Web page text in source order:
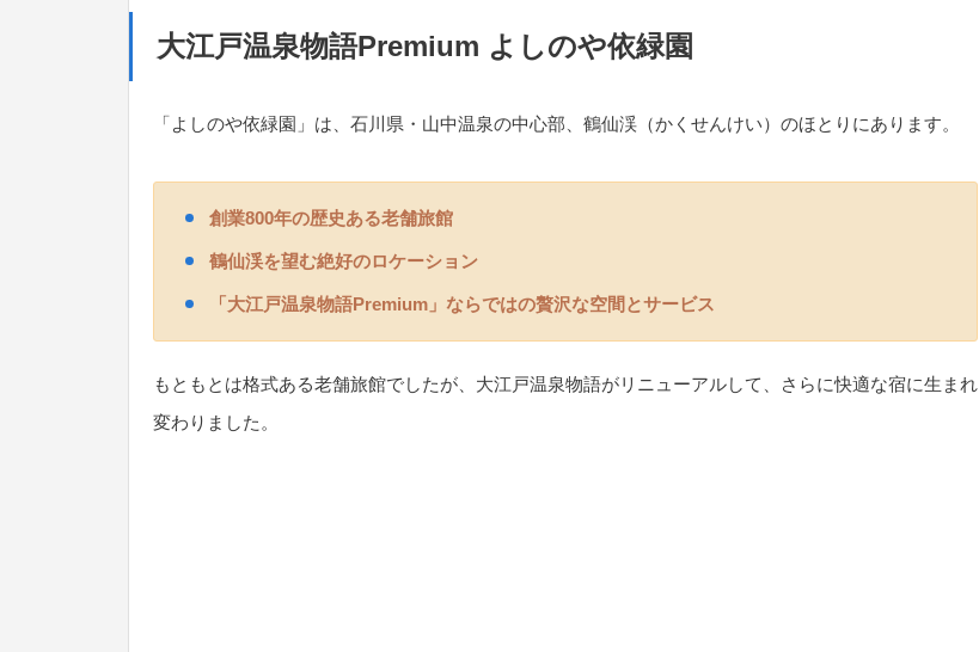
大江戸温泉物語Premium よしのや依緑園
「よしのや依緑園」は、石川県・山中温泉の中心部、鶴仙渓（かくせんけい）のほとりにあります。
創業800年の歴史ある老舗旅館
鶴仙渓を望む絶好のロケーション
「大江戸温泉物語Premium」ならではの贅沢な空間とサービス
もともとは格式ある老舗旅館でしたが、大江戸温泉物語がリニューアルして、さらに快適な宿に生まれ
変わりました。